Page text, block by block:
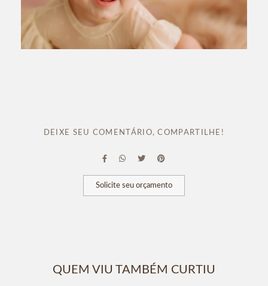
DEIXE SEU COMENTÁRIO, COMPARTILHE!
Solicite seu orçamento
QUEM VIU TAMBÉM CURTIU